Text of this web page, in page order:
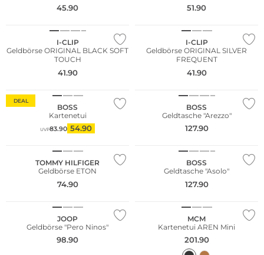
45.90 51.90
I-CLIP
Geldbörse ORIGINAL BLACK SOFT
TOUCH
41.90
I-CLIP
Geldbörse ORIGINAL SILVER
FREQUENT
41.90
DEAL
BOSS
Kartenetui
UVP83.90 54.90
BOSS
Geldtasche "Arezzo"
127.90
TOMMY HILFIGER
Geldbörse ETON
74.90
BOSS
Geldtasche "Asolo"
127.90
JOOP
Geldbörse "Pero Ninos"
98.90
MCM
Kartenetui AREN Mini
201.90